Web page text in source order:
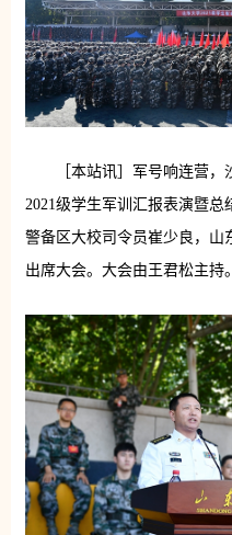
［本站讯］军号响连营
2021级学生军训汇报表演暨
警备区大校司令员崔少良，山
出席大会。大会由王君松主持。